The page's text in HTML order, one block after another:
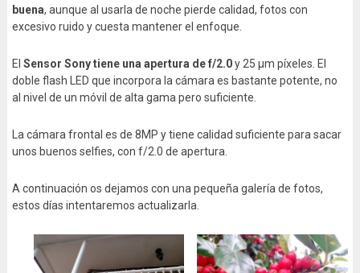
buena, aunque al usarla de noche pierde calidad, fotos con
excesivo ruido y cuesta mantener el enfoque.
El Sensor Sony tiene una apertura de f/2.0y 25 μm píxeles. El
doble flash LED que incorpora la cámara es bastante potente, no
al nivel de un móvil de alta gama pero suficiente.
La cámara frontal es de 8MP y tiene calidad suficiente para sacar
unos buenos selfies, con f/2.0 de apertura.
A continuación os dejamos con una pequeña galería de fotos,
estos días intentaremos actualizarla.